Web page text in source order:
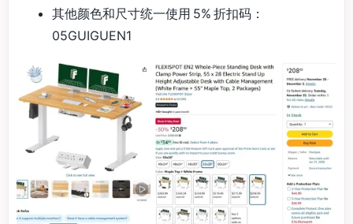
其他颜色和尺寸统一使用 5% 折扣码：
05GUIGUEN1